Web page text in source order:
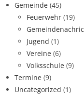
Gemeinde (45)
Feuerwehr (19)
Jugend (1)
Vereine (6)
Volksschule (9)
Termine (9)
Uncategorized (1)